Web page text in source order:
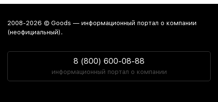
2008-2026 © Goods — информационный портал о компании
(неофициальный).
8 (800) 600-08-88
информационный портал о компании